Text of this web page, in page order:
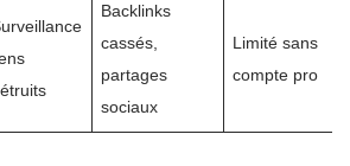
Backlinks
cassés,
partages
sociaux
Limité sans
compte pro